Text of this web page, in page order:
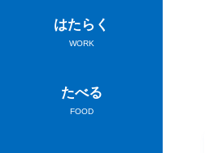
はたらく
WORK
たべる
FOOD